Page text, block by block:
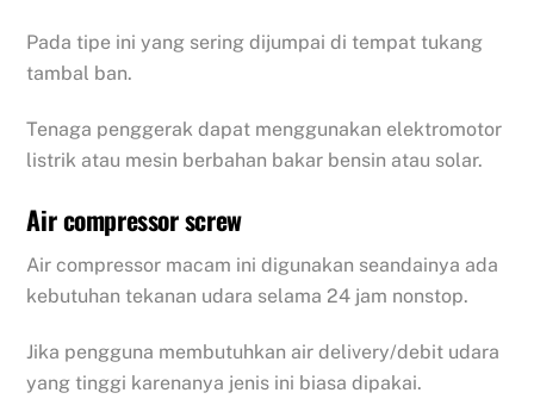
Pada tipe ini yang sering dijumpai di tempat tukang
tambal ban.
Tenaga penggerak dapat menggunakan elektromotor
listrik atau mesin berbahan bakar bensin atau solar.
Air compressor screw
Air compressor macam ini digunakan seandainya ada
kebutuhan tekanan udara selama 24 jam nonstop.
Jika pengguna membutuhkan air delivery/debit udara
yang tinggi karenanya jenis ini biasa dipakai.